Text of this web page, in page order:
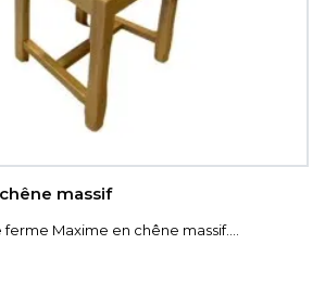
massif
Maxime en chêne massif....